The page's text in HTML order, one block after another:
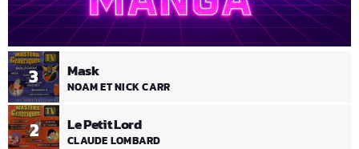
2 Le Petit Lord
CLAUDE LOMBARD
3 Mask
NOAM ET NICK CARR